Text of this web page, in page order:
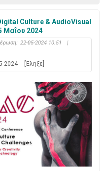
Culture & AudioVisual
Μαΐου 2024
22-05-2024 10:51
|
2024 [Έληξε]